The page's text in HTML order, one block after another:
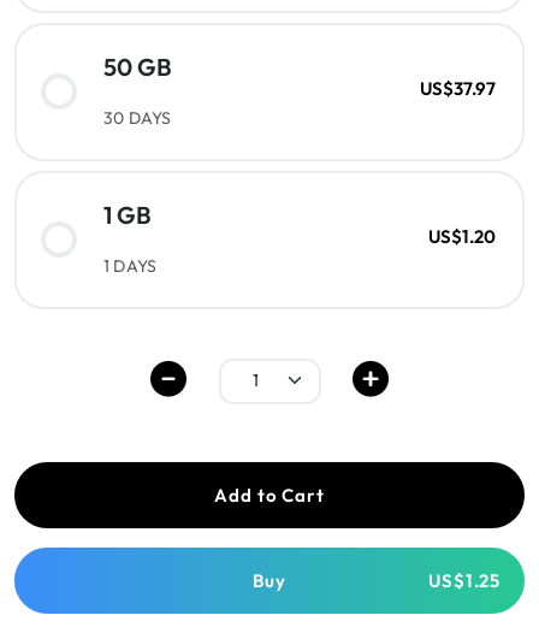
50 GB
30 DAYS
US$37.97
1 GB
1 DAYS
US$1.20
Add to Cart
Buy US$1.25